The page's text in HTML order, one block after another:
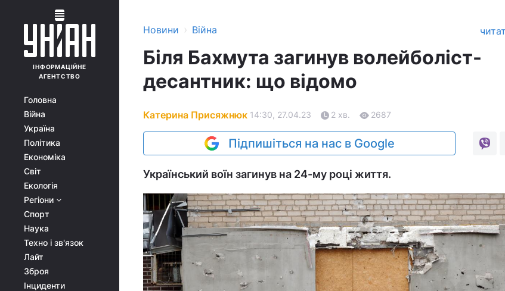
ІНФОРМАЦІЙНЕ
АГЕНТСТВО
Головна
Війна
Україна
Політика
Економіка
Світ
Екологія
Регіони
Спорт
Наука
Техно і зв'язок
Лайт
Зброя
Інциденти
Новини › Війна
Біля Бахмута загинув волейболіст-
десантник: що відомо
Катерина Присяжнюк 14:30, 27.04.23 2 хв. 2687
Підпишіться на нас в Google
Український воїн загинув на 24-му році життя.